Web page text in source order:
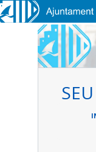
Vés al contingut